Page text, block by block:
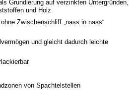
Grundierung auf verzinkten Untergründen,
und Holz
Zwischenschliff „nass in nass“
und gleicht dadurch leichte
von Spachtelstellen